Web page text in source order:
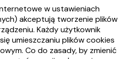
w ustawieniach
akceptują tworzenie plików
Każdy użytkownik
umieszczaniu plików cookies
Co do zasady, by zmienić